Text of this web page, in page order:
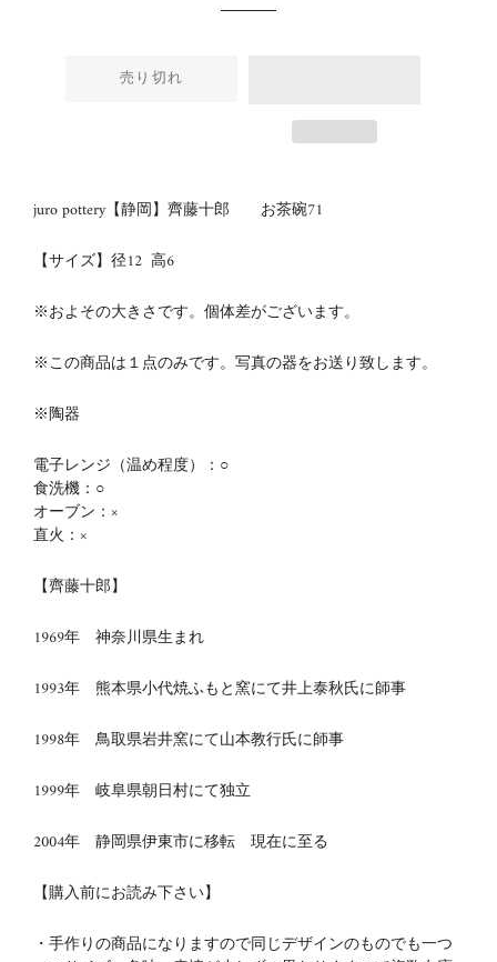
売り切れ
juro pottery【静岡】齊藤十郎 お茶碗71
【サイズ】径12 高6
※およその大きさです。個体差がございます。
※この商品は１点のみです。写真の器をお送り致します。
※陶器
電子レンジ（温め程度）：○
食洗機：○
オーブン：×
直火：×
【齊藤十郎】
1969年 神奈川県生まれ
1993年 熊本県小代焼ふもと窯にて井上泰秋氏に師事
1998年 鳥取県岩井窯にて山本教行氏に師事
1999年 岐阜県朝日村にて独立
2004年 静岡県伊東市に移転 現在に至る
【購入前にお読み下さい】
・手作りの商品になりますので同じデザインのものでも一つ